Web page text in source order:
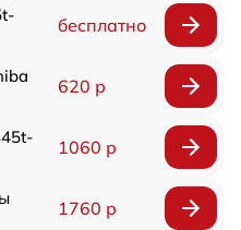
бесплатно
620 р
1060 р
1760 р